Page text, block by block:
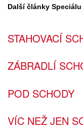
Další články
STAHOVACÍ
ZÁBRADLÍ
POD SCHODY
VÍC NEŽ JEN